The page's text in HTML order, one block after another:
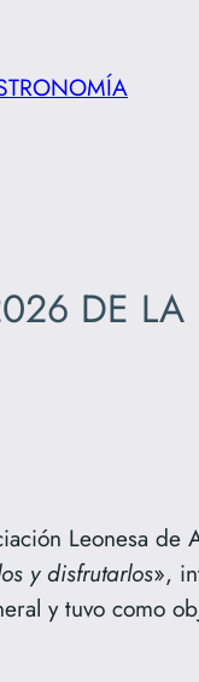
DE
Leonesa de
y disfrutarlos»,
y tuvo como